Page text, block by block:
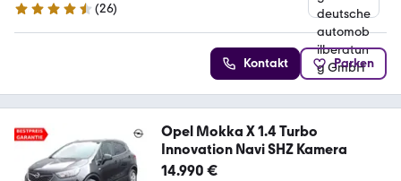
4.5 Sterne
(26)
Kontakt Parken
Opel Mokka X 1.4 Turbo
Innovation Navi SHZ Kamera
14.990 €